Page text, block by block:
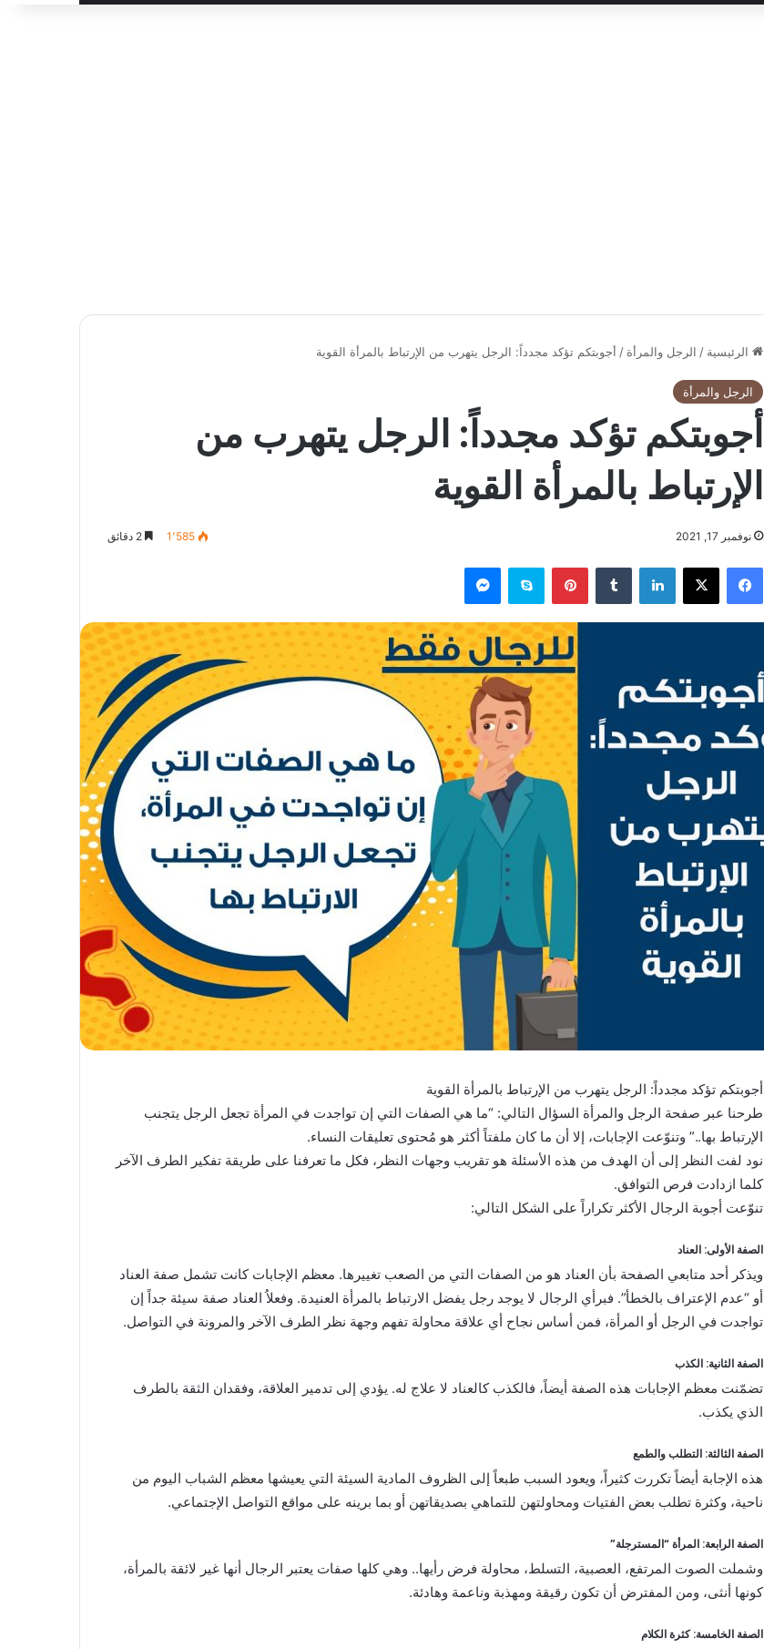
الرئيسية / الرجل والمرأة / أجوبتكم تؤكد مجدداً: الرجل يتهرب من الإرتباط بالمرأة القوية
الرجل والمرأة
أجوبتكم تؤكد مجدداً: الرجل يتهرب من
الإرتباط بالمرأة القوية
نوفمبر 17, 2021 1٬585
فيسبوك X لينكدإن بينتيريستسكايب ماسنجر
أجوبتكم تؤكد مجدداً: الرجل يتهرب من الإرتباط بالمرأة القوية
طرحنا عبر صفحة الرجل والمرأة السؤال التالي: “ما هي الصفات التي إن تواجدت في المرأة تجعل الرجل يتجنب
الإرتباط بها..” وتنوّعت الإجابات، إلا أن ما كان ملفتاً أكثر هو مُحتوى تعليقات النساء.
نود لفت النظر إلى أن الهدف من هذه الأسئلة هو تقريب وجهات النظر، فكل ما تعرفنا على طريقة تفكير الطرف الآخر
كلما ازدادت فرص التوافق.
تنوّعت أجوبة الرجال الأكثر تكراراً على الشكل التالي:
الصفة الأولى: العناد
ويذكر أحد متابعي الصفحة بأن العناد هو من الصفات التي من الصعب تغييرها. معظم الإجابات كانت تشمل صفة العناد
أو “عدم الإعتراف بالخطأ”. فبرأي الرجال لا يوجد رجل يفضل الارتباط بالمرأة العنيدة. وفعلاُ العناد صفة سيئة جداً إن
تواجدت في الرجل أو المرأة، فمن أساس نجاح أي علاقة محاولة تفهم وجهة نظر الطرف الآخر والمرونة في التواصل.
الصفة الثانية: الكذب
تضمّنت معظم الإجابات هذه الصفة أيضاً، فالكذب كالعناد لا علاج له. يؤدي إلى تدمير العلاقة، وفقدان الثقة بالطرف
الذي يكذب.
الصفة الثالثة: التطلب والطمع
هذه الإجابة أيضاً تكررت كثيراً، ويعود السبب طبعاً إلى الظروف المادية السيئة التي يعيشها معظم الشباب اليوم من
ناحية، وكثرة تطلب بعض الفتيات ومحاولتهن للتماهي بصديقاتهن أو بما برينه على مواقع التواصل الإجتماعي.
الصفة الرابعة: المرأة “المسترجلة”
وشملت الصوت المرتفع، العصبية، التسلط، محاولة فرض رأيها.. وهي كلها صفات يعتبر الرجال أنها غير لائقة بالمرأة،
كونها أنثى، ومن المفترض أن تكون رقيقة ومهذبة وناعمة وهادئة.
الصفة الخامسة: كثرة الكلام